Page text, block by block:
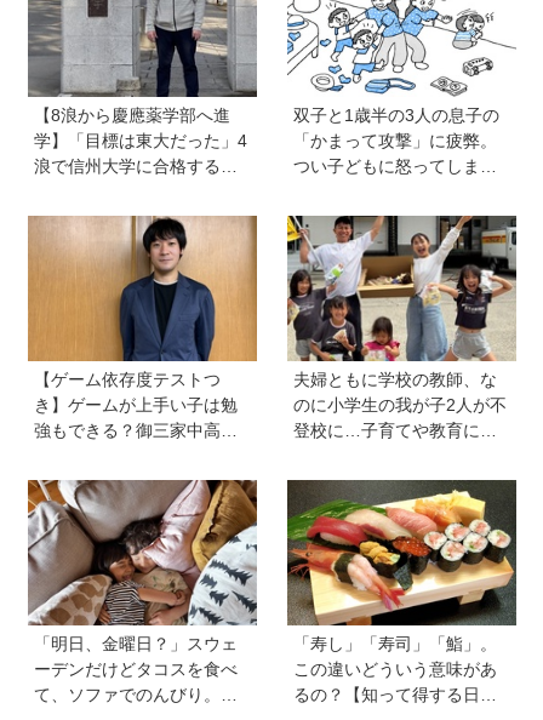
【8浪から慶應薬学部へ進
学】「目標は東大だった」4
浪で信州大学に合格するも1
た理由、今思うことは「学
歴は人の一部にしかすぎな
い」《慶應生よしださん｜
双子と1歳半の3人の息子の
「かまって攻撃」に疲弊。
つい子どもに怒ってしまい
先生の子育てお悩み相談
室】
【ゲーム依存度テストつ
き】ゲームが上手い子は勉
強もできる？御三家中高卒
史さんが教えるゲームしな
がら受験で勝つためのメソ
ッド
夫婦ともに学校の教師、な
のに小学生の我が子2人が不
登校に…子育てや教育に悩
「退職しよう」と決意する
まで
「明日、金曜日？」スウェ
ーデンだけどタコスを食べ
て、ソファでのんびり。小
「寿し」「寿司」「鮨」。
この違いどういう意味があ
るの？【知って得する日本